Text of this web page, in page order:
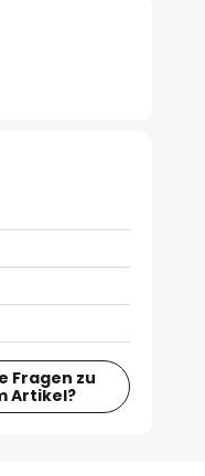
Fragen zu
Artikel?